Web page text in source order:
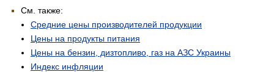
См. также:
Средние цены производителей продукции
Цены на продукты питания
Цены на бензин, дизтопливо, газ на АЗС Украины
Индекс инфляции